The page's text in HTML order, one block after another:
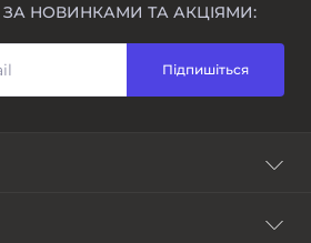
ЗА НОВИНКАМИ ТА АКЦІЯМИ:
Підпишіться
годинників